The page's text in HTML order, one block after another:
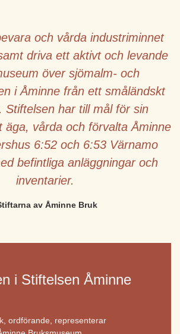
och vårda industriminnet
driva ett aktivt och levande
över sjömalm- och
i Åminne från ett småländskt
Stiftelsen har till mål för sin
äga, vårda och förvalta Åminne
6:52 och 6:53 Värnamo
befintliga anläggningar och
inventarier.
av Åminne Bruk
i Stiftelsen Åminne
ordförande, representerar